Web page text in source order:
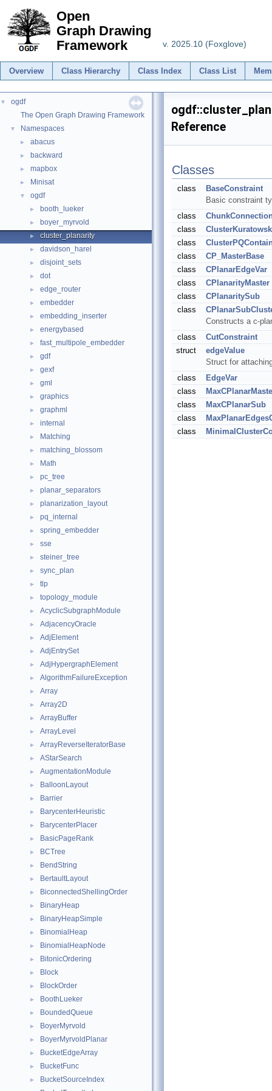
Open
Graph Drawing
Framework
v. 2025.10 (Foxglove)
Overview Class Hierarchy Class Index Class List
▼
ogdf
The Open Graph Drawing Framework
▼ Namespaces
► abacus
► backward
► mapbox
► Minisat
▼ ogdf
► booth_lueker
► boyer_myrvold
► cluster_planarity
► davidson_harel
► disjoint_sets
► dot
► edge_router
► embedder
► embedding_inserter
► energybased
► fast_multipole_embedder
► gdf
► gexf
► gml
► graphics
► graphml
► internal
► Matching
► matching_blossom
► Math
► pc_tree
► planar_separators
► planarization_layout
► pq_internal
► spring_embedder
► sse
► steiner_tree
► sync_plan
► tlp
► topology_module
► AcyclicSubgraphModule
► AdjacencyOracle
► AdjElement
► AdjEntrySet
► AdjHypergraphElement
► AlgorithmFailureException
► Array
► Array2D
► ArrayBuffer
► ArrayLevel
► ArrayReverseIteratorBase
► AStarSearch
► AugmentationModule
► BalloonLayout
► Barrier
► BarycenterHeuristic
► BarycenterPlacer
► BasicPageRank
► BCTree
► BendString
► BertaultLayout
► BiconnectedShellingOrder
► BinaryHeap
► BinaryHeapSimple
► BinomialHeap
► BinomialHeapNode
► BitonicOrdering
► Block
► BlockOrder
► BoothLueker
► BoundedQueue
► BoyerMyrvold
► BoyerMyrvoldPlanar
► BucketEdgeArray
► BucketFunc
► BucketSourceIndex
Reference
Classes
class
BaseConstraint
Basic constraint
class
class
class
class
CP_MasterBase
class
CPlanarEdgeVar
class
CPlanarityMaster
class
CPlanaritySub
class
Constructs a c-
class
CutConstraint
struct
edgeValue
Struct for
class
EdgeVar
class
class
MaxCPlanarSub
class
class